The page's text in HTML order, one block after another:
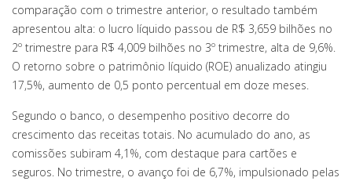
comparação com o trimestre anterior, o resultado também
apresentou alta: o lucro líquido passou de R$ 3,659 bilhões no
2º trimestre para R$ 4,009 bilhões no 3º trimestre, alta de 9,6%.
O retorno sobre o patrimônio líquido (ROE) anualizado atingiu
17,5%, aumento de 0,5 ponto percentual em doze meses.
Segundo o banco, o desempenho positivo decorre do
crescimento das receitas totais. No acumulado do ano, as
comissões subiram 4,1%, com destaque para cartões e
seguros. No trimestre, o avanço foi de 6,7%, impulsionado pelas